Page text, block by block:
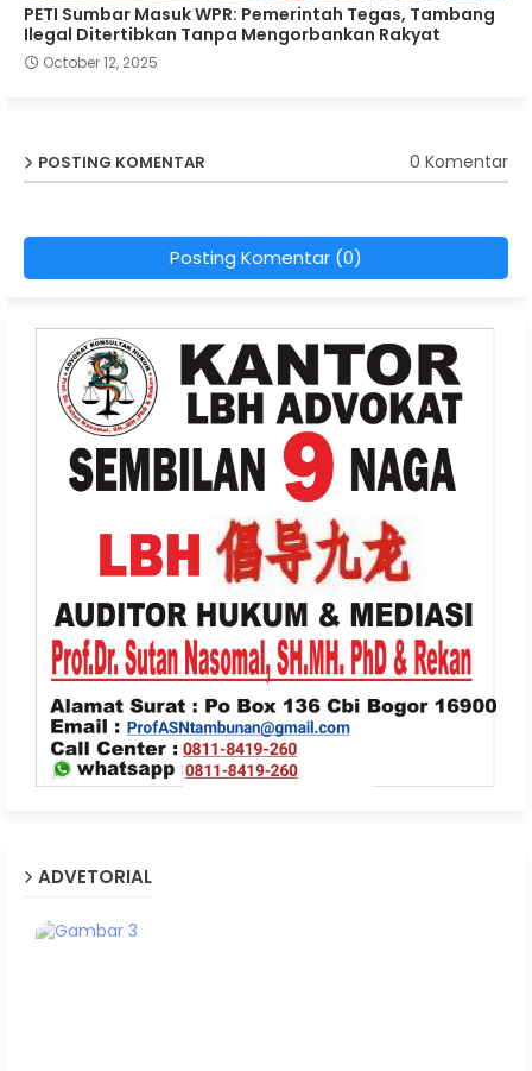
PETI Sumbar Masuk WPR: Pemerintah Tegas, Tambang
Ilegal Ditertibkan Tanpa Mengorbankan Rakyat
October 12, 2025
POSTING KOMENTAR 0 Komentar
Posting Komentar (0)
ADVETORIAL